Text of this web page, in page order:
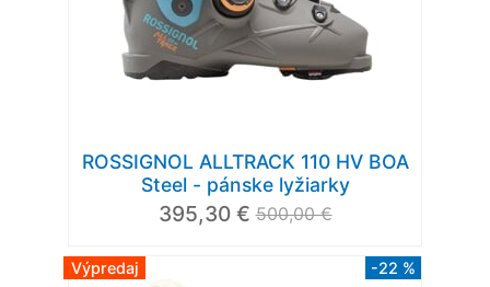
ROSSIGNOL ALLTRACK 110 HV BOA
Steel - pánske lyžiarky
395,30 € 500,00 €
Výpredaj -22 %